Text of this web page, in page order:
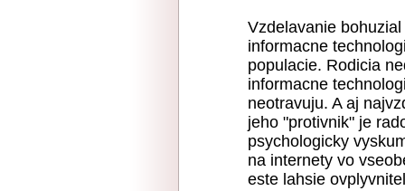
Vzdelavanie
informacne
populacie. Rodicia
informacne
neotravuju. A aj
jeho "protivnik" je
psychologicky
na internety vo
este lahsie